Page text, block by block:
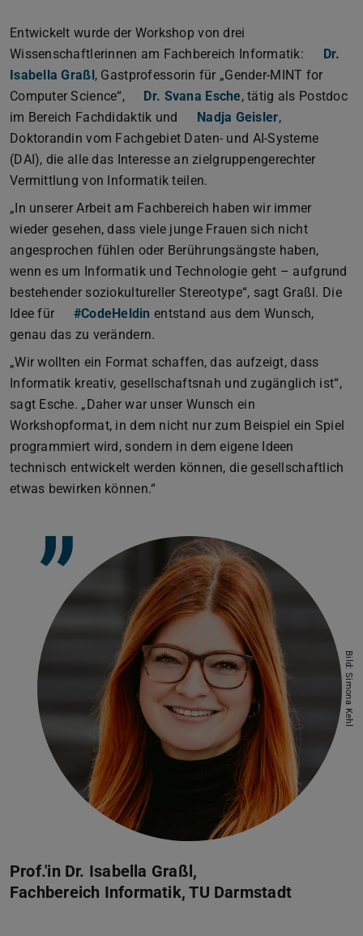
Entwickelt wurde der Workshop von drei
Wissenschaftlerinnen am Fachbereich Informatik:
Dr.
Isabella Graßl, Gastprofessorin für „Gender-MINT for
Computer Science“,
Dr. Svana Esche, tätig als Postdoc
im Bereich Fachdidaktik und
Nadja Geisler,
Doktorandin vom Fachgebiet Daten- und AI-Systeme
(DAI), die alle das Interesse an zielgruppengerechter
Vermittlung von Informatik teilen.
„In unserer Arbeit am Fachbereich haben wir immer
wieder gesehen, dass viele junge Frauen sich nicht
angesprochen fühlen oder Berührungsängste haben,
wenn es um Informatik und Technologie geht – aufgrund
bestehender soziokultureller Stereotype“, sagt Graßl. Die
Idee für
#CodeHeldin entstand aus dem Wunsch,
genau das zu verändern.
„Wir wollten ein Format schaffen, das aufzeigt, dass
Informatik kreativ, gesellschaftsnah und zugänglich ist“,
sagt Esche. „Daher war unser Wunsch ein
Workshopformat, in dem nicht nur zum Beispiel ein Spiel
programmiert wird, sondern in dem eigene Ideen
technisch entwickelt werden können, die gesellschaftlich
etwas bewirken können.“
Prof.'in Dr. Isabella Graßl,
Fachbereich Informatik, TU Darmstadt
”
Bild: Simona Kehl